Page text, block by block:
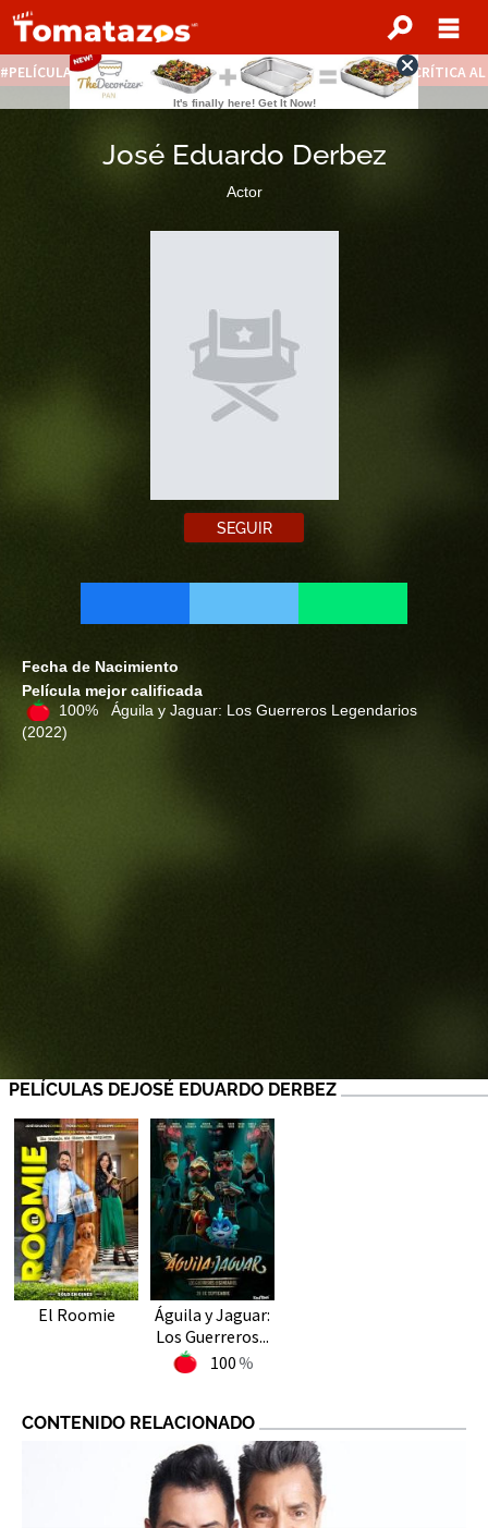
PELÍCULAS STREAMING GRATIS NOTICIAS DESTACADAS CRÍTICA
José Eduardo Derbez
Actor
SEGUIR
Fecha de Nacimiento
Película mejor calificada
100% Águila y Jaguar: Los Guerreros Legendarios
(2022)
PELÍCULAS DEJOSÉ EDUARDO DERBEZ
El Roomie
Águila y Jaguar:
Los Guerreros...
100
CONTENIDO RELACIONADO